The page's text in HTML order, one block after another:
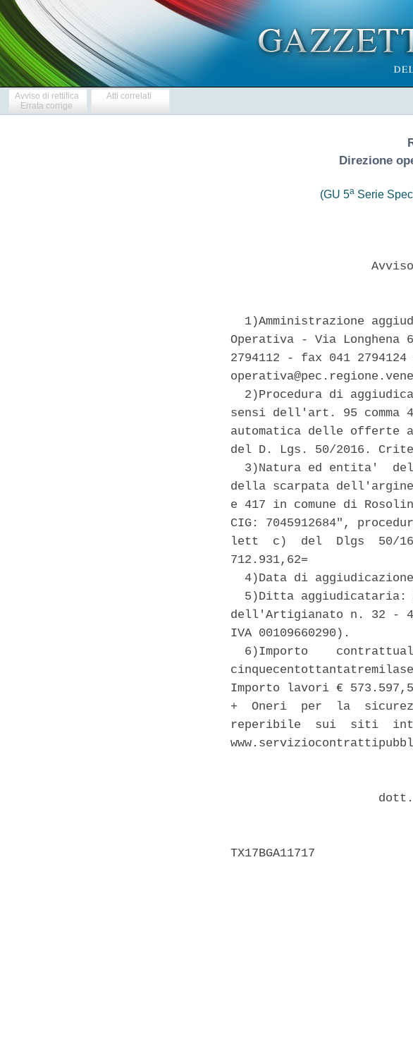
Avviso di rettifica
Errata corrige
Atti correlati
Direzione
(GU 5a Serie
1)Amministrazione
Operativa - Via
2794112 - fax 041
2)Procedura di
sensi dell'art. 95
automatica delle offerte
del D. Lgs. 50/2016.
3)Natura ed entita'
della scarpata
e 417 in comune di
CIG: 7045912684",
lett  c)  del  Dlgs  50/
712.931,62=
4)Data di
5)Ditta aggiudicataria:
dell'Artigianato n. 32 -
IVA 00109660290).
6)Importo
Importo lavori €
+  Oneri  per  la
reperibile  sui  siti